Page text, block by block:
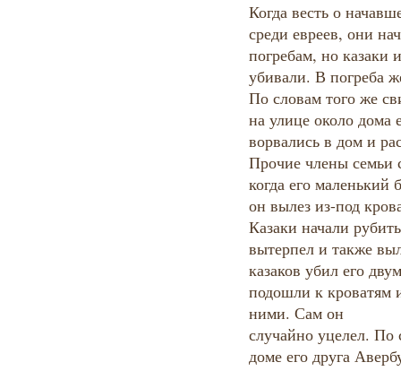
Когда весть о
среди евреев, они
погребам, но казаки
убивали. В погреба
По словам того же
на улице около дома
ворвались в дом и
Прочие члены семьи
когда его маленький
он вылез из-под
Казаки начали
вытерпел и также
казаков убил его
подошли к кроватям
ними. Сам он
случайно уцелел. По
доме его друга